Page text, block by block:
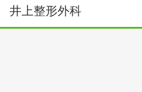
井上整形外科